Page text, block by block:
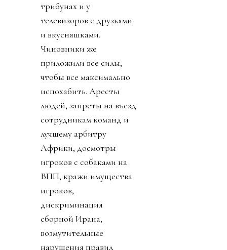
трибунах и у
телевизоров с друзьями
и вкусняшками.
Чиновники же
приложили все силы,
чтобы все максимально
испохабить. Аресты
людей, запреты на въезд
сотрудникам команд и
лучшему арбитру
Африки, досмотры
игроков с собаками на
ВПП, кражи имущества
игроков,
дискриминация
сборной Ирана,
возмутительные
нарушения правил